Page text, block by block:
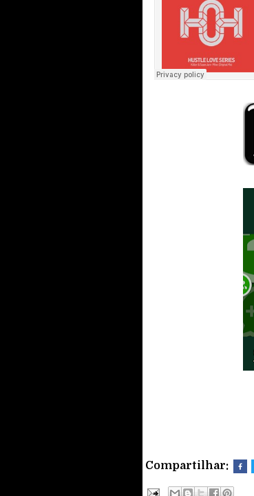
Compartilhar: